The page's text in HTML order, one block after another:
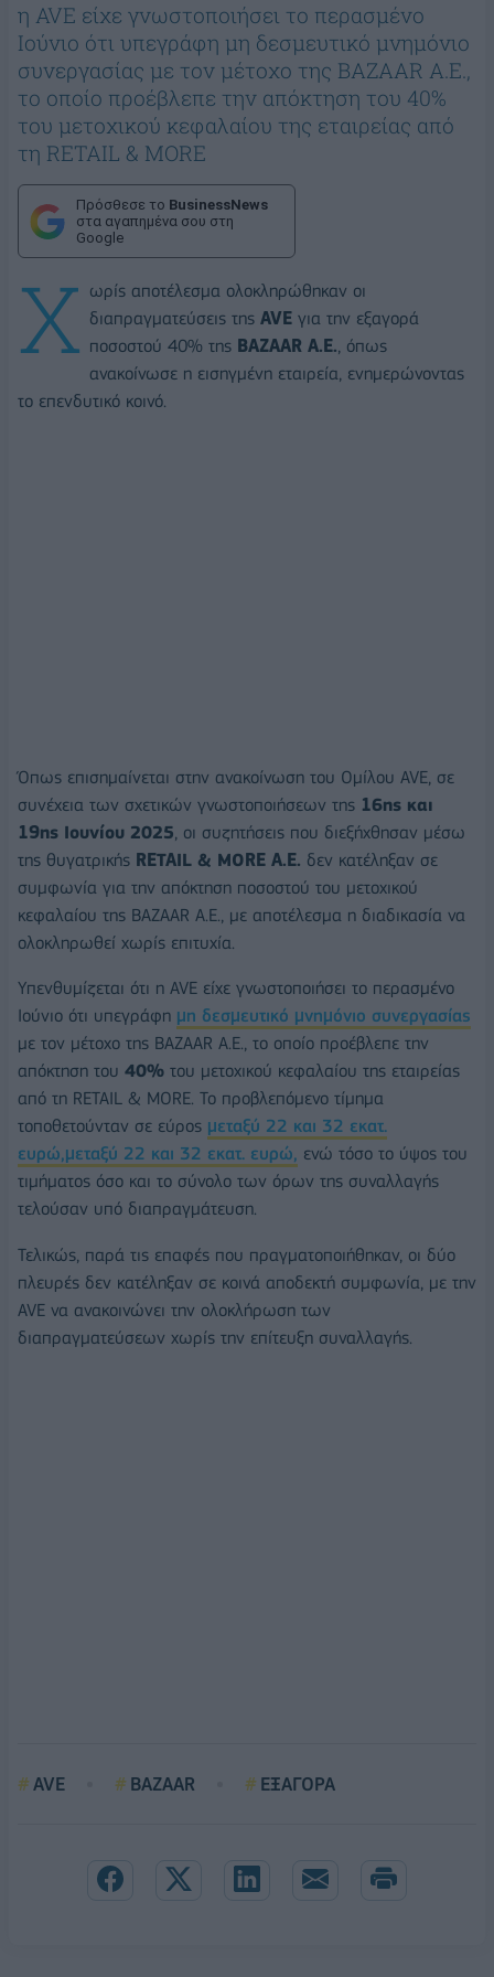
η AVE είχε γνωστοποιήσει το περασμένο
Ιούνιο ότι υπεγράφη μη δεσμευτικό μνημόνιο
συνεργασίας με τον μέτοχο της BAZAAR A.E.,
το οποίο προέβλεπε την απόκτηση του 40%
του μετοχικού κεφαλαίου της εταιρείας από
τη RETAIL & MORE
Πρόσθεσε το BusinessNews
στα αγαπημένα σου στη
Google
Χ ωρίς αποτέλεσμα ολοκληρώθηκαν οι
διαπραγματεύσεις της AVE για την εξαγορά
ποσοστού 40% της BAZAAR A.E., όπως
ανακοίνωσε η εισηγμένη εταιρεία, ενημερώνοντας
το επενδυτικό κοινό.
Όπως επισημαίνεται στην ανακοίνωση του Ομίλου AVE, σε
συνέχεια των σχετικών γνωστοποιήσεων της 16ης και
19ης Ιουνίου 2025 , οι συζητήσεις που διεξήχθησαν μέσω
της θυγατρικής RETAIL & MORE A.E. δεν κατέληξαν σε
συμφωνία για την απόκτηση ποσοστού του μετοχικού
κεφαλαίου της BAZAAR A.E., με αποτέλεσμα η διαδικασία να
ολοκληρωθεί χωρίς επιτυχία.
Υπενθυμίζεται ότι η AVE είχε γνωστοποιήσει το περασμένο
Ιούνιο ότι υπεγράφη μη δεσμευτικό μνημόνιο συνεργασίας
με τον μέτοχο της BAZAAR A.E., το οποίο προέβλεπε την
απόκτηση του 40% του μετοχικού κεφαλαίου της εταιρείας
από τη RETAIL & MORE. Το προβλεπόμενο τίμημα
τοποθετούνταν σε εύρος μεταξύ 22 και 32 εκατ.
ευρώ,μεταξύ 22 και 32 εκατ. ευρώ, ενώ τόσο το ύψος του
τιμήματος όσο και το σύνολο των όρων της συναλλαγής
τελούσαν υπό διαπραγμάτευση.
Τελικώς, παρά τις επαφές που πραγματοποιήθηκαν, οι δύο
πλευρές δεν κατέληξαν σε κοινά αποδεκτή συμφωνία, με την
AVE να ανακοινώνει την ολοκλήρωση των
διαπραγματεύσεων χωρίς την επίτευξη συναλλαγής.
AVE BAZAAR ΕΞΑΓΟΡΑ